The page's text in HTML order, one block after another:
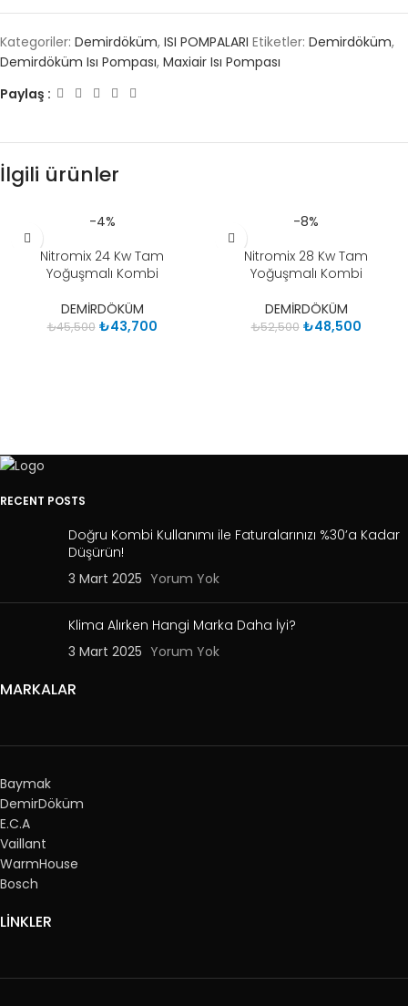
Kategoriler: Demirdöküm, ISI POMPALARI Etiketler: Demirdöküm,
Demirdöküm Isı Pompası, Maxiair Isı Pompası
Paylaş :
İlgili ürünler
-4%
Nitromix 24 Kw Tam
Yoğuşmalı Kombi
DEMİRDÖKÜM
₺45,500 ₺43,700
-8%
Nitromix 28 Kw Tam
Yoğuşmalı Kombi
DEMİRDÖKÜM
₺52,500 ₺48,500
RECENT POSTS
Doğru Kombi Kullanımı ile Faturalarınızı %30’a Kadar
Düşürün!
3 Mart 2025 Yorum Yok
Klima Alırken Hangi Marka Daha İyi?
3 Mart 2025 Yorum Yok
MARKALAR
Baymak
DemirDöküm
E.C.A
Vaillant
WarmHouse
Bosch
LİNKLER